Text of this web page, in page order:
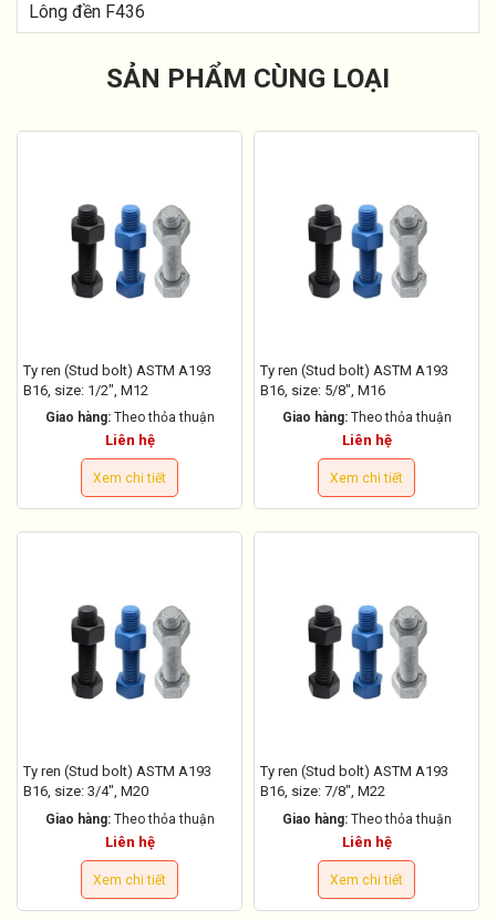
Lông đền F436
SẢN PHẨM CÙNG LOẠI
Ty ren (Stud bolt) ASTM A193
B16, size: 1/2", M12
Giao hàng: Theo thỏa thuận
Liên hệ
Xem chi tiết
Ty ren (Stud bolt) ASTM A193
B16, size: 5/8", M16
Giao hàng: Theo thỏa thuận
Liên hệ
Xem chi tiết
Ty ren (Stud bolt) ASTM A193
B16, size: 3/4", M20
Giao hàng: Theo thỏa thuận
Liên hệ
Xem chi tiết
Ty ren (Stud bolt) ASTM A193
B16, size: 7/8", M22
Giao hàng: Theo thỏa thuận
Liên hệ
Xem chi tiết